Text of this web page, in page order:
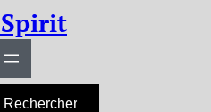
Rechercher